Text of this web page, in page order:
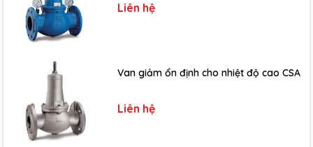
Liên hệ
Van giảm ổn định cho nhiệt độ cao CSA
Liên hệ